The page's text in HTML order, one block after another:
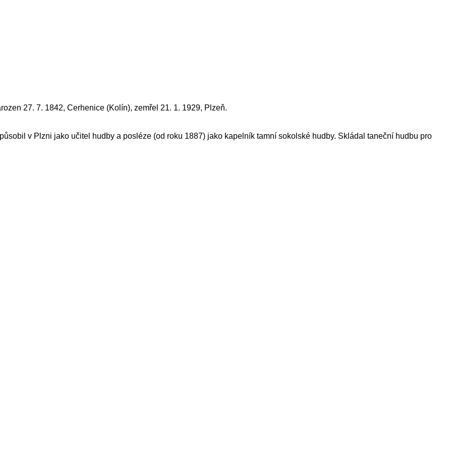
27. 7. 1842, Cerhenice (Kolín), zemřel 21. 1. 1929, Plzeň.
v Plzni jako učitel hudby a posléze (od roku 1887) jako kapelník tamní sokolské hudby. Skládal taneční hudbu pro